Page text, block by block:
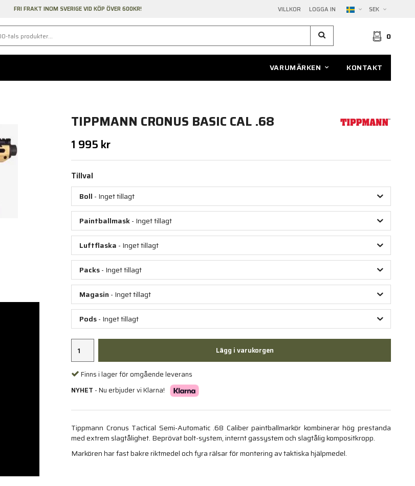
VILLKOR LOGGA IN SEK
FRI FRAKT INOM SVERIGE VID KÖP ÖVER 600KR!
0
VARUMÄRKEN KONTAKT
TIPPMANN CRONUS BASIC CAL .68
1 995 kr
Tillval
Boll - Inget tillagt
Paintballmask- Inget tillagt
Luftflaska - Inget tillagt
Packs- Inget tillagt
Magasin - Inget tillagt
Pods- Inget tillagt
Lägg i varukorgen
Finns i lager för omgående leverans
NYHET - Nu erbjuder vi Klarna!
Tippmann Cronus Tactical Semi-Automatic .68 Caliber paintballmarkör kombinerar hög prestanda
med extrem slagtålighet. Beprövat bolt-system, internt gassystem och slagtålig kompositkropp.
Markören har fast bakre riktmedel och fyra rälsar för montering av taktiska hjälpmedel.